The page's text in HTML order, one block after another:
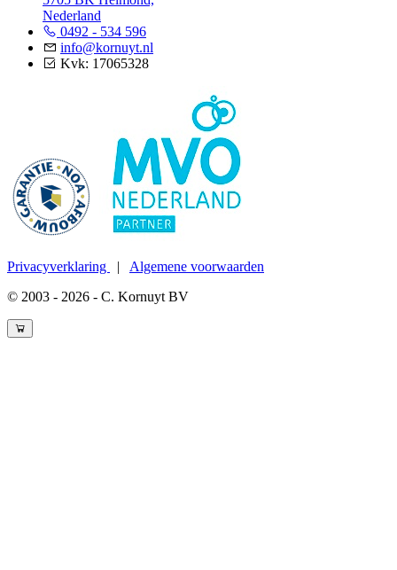
Nederland
0492 - 534 596
info@kornuyt.nl
Kvk: 17065328
Privacyverklaring | Algemene voorwaarden
© 2003 - 2026 - C. Kornuyt BV